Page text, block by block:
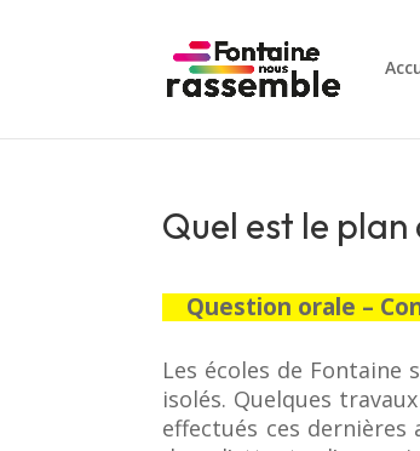
Quel est le
Question orale –
Les écoles de
isolés. Quelques
effectués ces dernières